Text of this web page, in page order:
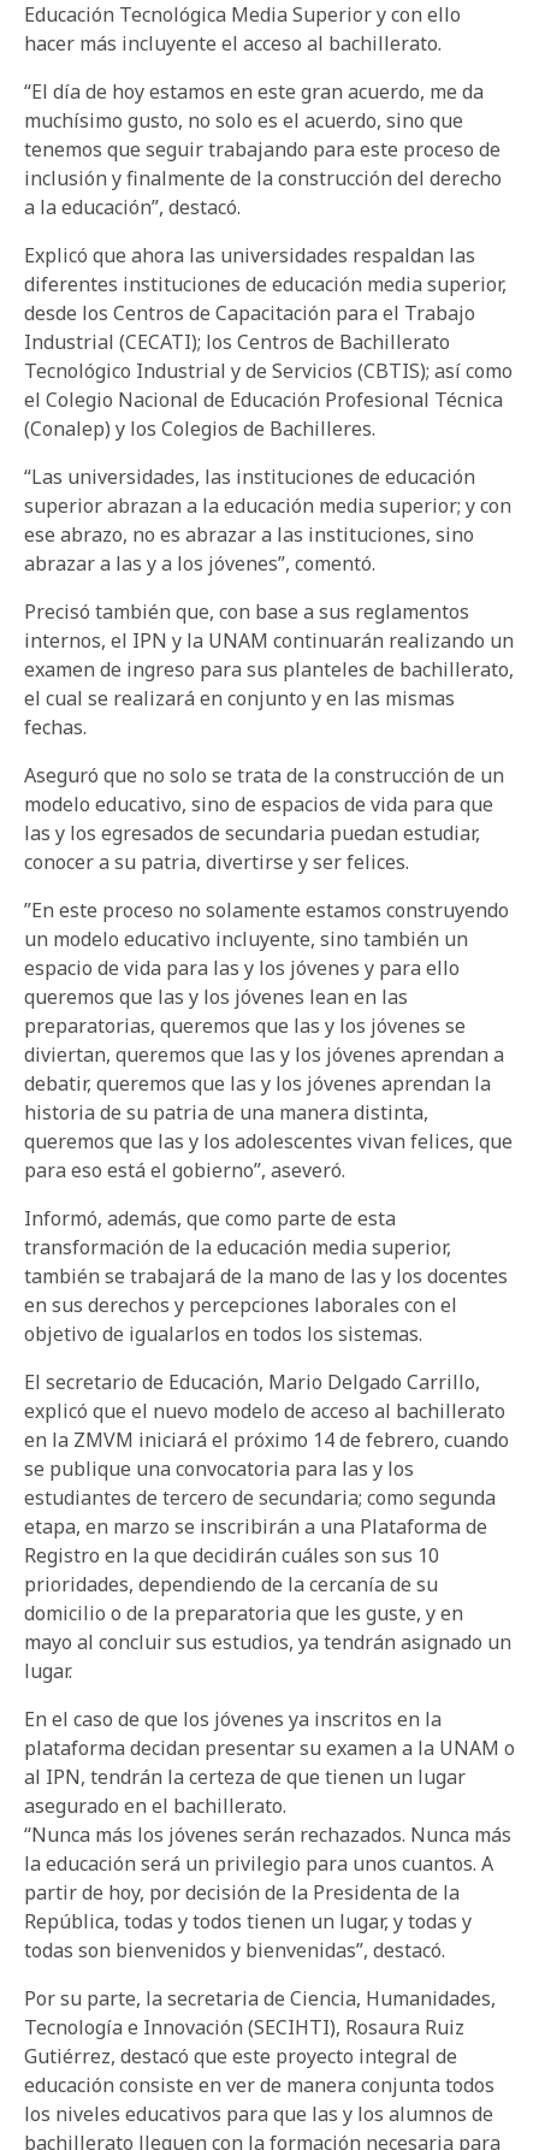
Educación Tecnológica Media Superior y con ello
hacer más incluyente el acceso al bachillerato.
“El día de hoy estamos en este gran acuerdo, me da
muchísimo gusto, no solo es el acuerdo, sino que
tenemos que seguir trabajando para este proceso de
inclusión y finalmente de la construcción del derecho
a la educación”, destacó.
Explicó que ahora las universidades respaldan las
diferentes instituciones de educación media superior,
desde los Centros de Capacitación para el Trabajo
Industrial (CECATI); los Centros de Bachillerato
Tecnológico Industrial y de Servicios (CBTIS); así como
el Colegio Nacional de Educación Profesional Técnica
(Conalep) y los Colegios de Bachilleres.
“Las universidades, las instituciones de educación
superior abrazan a la educación media superior; y con
ese abrazo, no es abrazar a las instituciones, sino
abrazar a las y a los jóvenes”, comentó.
Precisó también que, con base a sus reglamentos
internos, el IPN y la UNAM continuarán realizando un
examen de ingreso para sus planteles de bachillerato,
el cual se realizará en conjunto y en las mismas
fechas.
Aseguró que no solo se trata de la construcción de un
modelo educativo, sino de espacios de vida para que
las y los egresados de secundaria puedan estudiar,
conocer a su patria, divertirse y ser felices.
”En este proceso no solamente estamos construyendo
un modelo educativo incluyente, sino también un
espacio de vida para las y los jóvenes y para ello
queremos que las y los jóvenes lean en las
preparatorias, queremos que las y los jóvenes se
diviertan, queremos que las y los jóvenes aprendan a
debatir, queremos que las y los jóvenes aprendan la
historia de su patria de una manera distinta,
queremos que las y los adolescentes vivan felices, que
para eso está el gobierno”, aseveró.
Informó, además, que como parte de esta
transformación de la educación media superior,
también se trabajará de la mano de las y los docentes
en sus derechos y percepciones laborales con el
objetivo de igualarlos en todos los sistemas.
El secretario de Educación, Mario Delgado Carrillo,
explicó que el nuevo modelo de acceso al bachillerato
en la ZMVM iniciará el próximo 14 de febrero, cuando
se publique una convocatoria para las y los
estudiantes de tercero de secundaria; como segunda
etapa, en marzo se inscribirán a una Plataforma de
Registro en la que decidirán cuáles son sus 10
prioridades, dependiendo de la cercanía de su
domicilio o de la preparatoria que les guste, y en
mayo al concluir sus estudios, ya tendrán asignado un
lugar.
En el caso de que los jóvenes ya inscritos en la
plataforma decidan presentar su examen a la UNAM o
al IPN, tendrán la certeza de que tienen un lugar
asegurado en el bachillerato.
“Nunca más los jóvenes serán rechazados. Nunca más
la educación será un privilegio para unos cuantos. A
partir de hoy, por decisión de la Presidenta de la
República, todas y todos tienen un lugar, y todas y
todas son bienvenidos y bienvenidas”, destacó.
Por su parte, la secretaria de Ciencia, Humanidades,
Tecnología e Innovación (SECIHTI), Rosaura Ruiz
Gutiérrez, destacó que este proyecto integral de
educación consiste en ver de manera conjunta todos
los niveles educativos para que las y los alumnos de
bachillerato lleguen con la formación necesaria para